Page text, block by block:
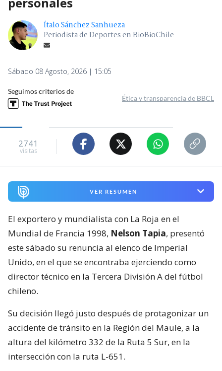
Ítalo Sánchez Sanhueza
Periodista de Deportes en BioBioChile
Sábado 08 Agosto, 2026 | 15:05
Seguimos criterios de
Ética y transparencia de BBCL
2741
visitas
VER RESUMEN
El exportero y mundialista con La Roja en el
Mundial de Francia 1998, Nelson Tapia, presentó
este sábado su renuncia al elenco de Imperial
Unido, en el que se encontraba ejerciendo como
director técnico en la Tercera División A del fútbol
chileno.
Su decisión llegó justo después de protagonizar un
accidente de tránsito en la Región del Maule, a la
altura del kilómetro 332 de la Ruta 5 Sur, en la
intersección con la ruta L-651.